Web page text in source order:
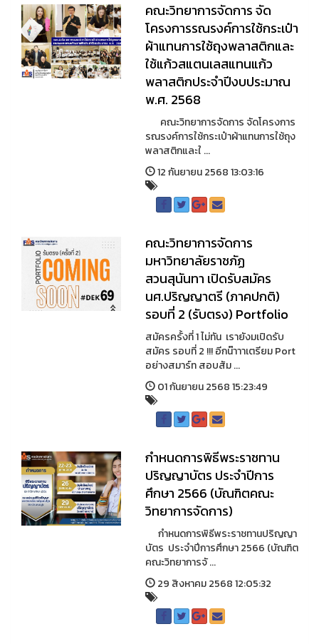
คณะวิทยาการจัดการ จัด
โครงการรณรงค์การใช้กระเป๋า
ผ้าแทนการใช้ถุงพลาสติกและ
ใช้แก้วสแตนเลสแทนแก้ว
พลาสติกประจำปีงบประมาณ
พ.ศ. 2568
คณะวิทยาการจัดการ จัดโครงการ
รณรงค์การใช้กระเป๋าผ้าแทนการใช้ถุง
พลาสติกและใ ...
12 กันยายน 2568 13:03:16
คณะวิทยาการจัดการ
มหาวิทยาลัยราชภัฏ
สวนสุนันทา เปิดรับสมัคร
นศ.ปริญญาตรี (ภาคปกติ)
รอบที่ 2 (รับตรง) Portfolio
สมัครครั้งที่ 1 ไม่ทัน เรายังมเปิดรับ
สมัคร รอบที่ 2 !!! อีกน๊าาาเตรียม Port
อย่างสมาร์ท สอบสัม ...
01 กันยายน 2568 15:23:49
กำหนดการพิธีพระราชทาน
ปริญญาบัตร ประจำปีการ
ศึกษา 2566 (บัณฑิตคณะ
วิทยาการจัดการ)
กำหนดการพิธีพระราชทานปริญญา
บัตร ประจำปีการศึกษา 2566 (บัณฑิต
คณะวิทยาการจั ...
29 สิงหาคม 2568 12:05:32